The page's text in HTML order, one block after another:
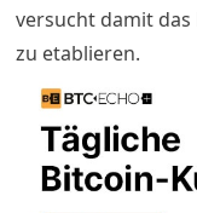
versucht damit
zu etablieren.